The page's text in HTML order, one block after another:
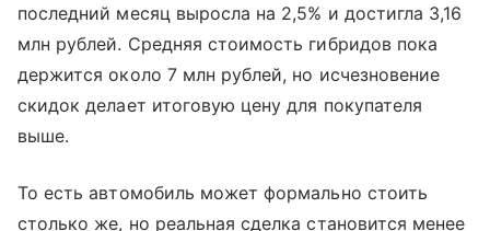
последний месяц выросла на 2,5% и достигла 3,16
млн рублей. Средняя стоимость гибридов пока
держится около 7 млн рублей, но исчезновение
скидок делает итоговую цену для покупателя
выше.
То есть автомобиль может формально стоить
столько же, но реальная сделка становится менее